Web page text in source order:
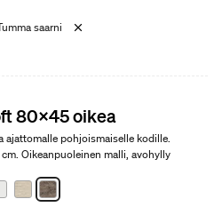
saarni
80x45 oikea
pohjoismaiselle kodille.
Oikeanpuoleinen malli, avohylly